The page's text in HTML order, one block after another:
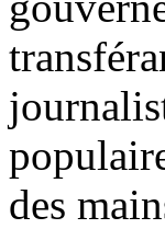
des